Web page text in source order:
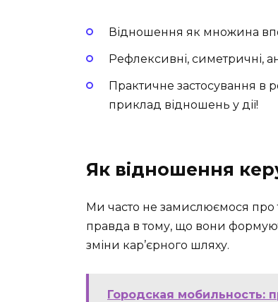
Відношення як множина
Рефлексивні, симетричні,
Практичне застосування в
приклад відношень у дії!
Як відношення
Ми часто не замислюємося про
правда в тому, що вони
зміни кар’єрного шляху.
Городская мобильность: